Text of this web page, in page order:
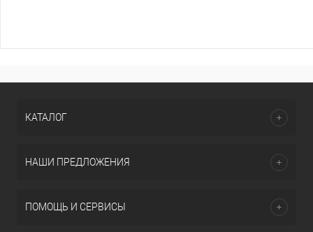
КАТАЛОГ
НАШИ ПРЕДЛОЖЕНИЯ
ПОМОЩЬ И СЕРВИСЫ